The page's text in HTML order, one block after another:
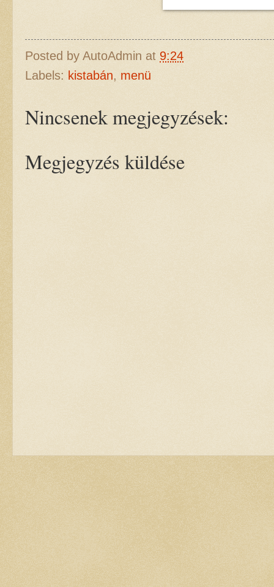
Posted by AutoAdmin at 9:24
Labels: kistabán, menü
Nincsenek megjegyzések:
Megjegyzés küldése